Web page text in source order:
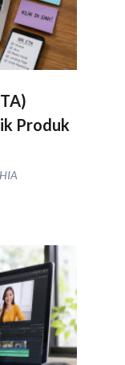
Produk